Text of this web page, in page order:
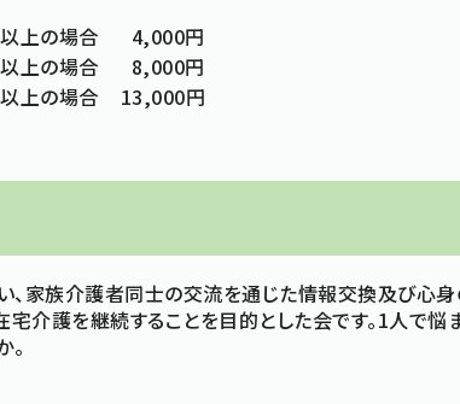
上の場合 4,000円
上の場合 8,000円
上の場合 13,000円
家族介護者同士の交流を通じた情報交換及び心
介護を継続することを目的とした会です。1人で悩